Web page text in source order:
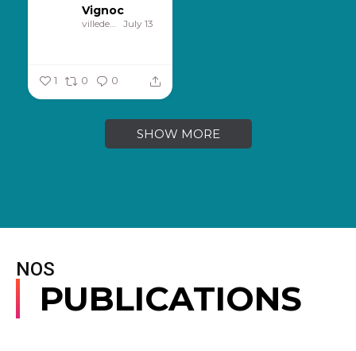
Vignoc
villedevignoc July 13
1 0 0
SHOW MORE
NOS
PUBLICATIONS